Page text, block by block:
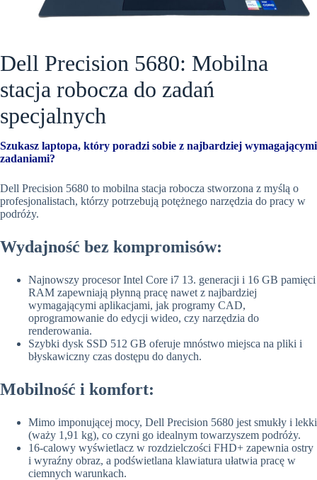
Dell Precision 5680: Mobilna
stacja robocza do zadań
specjalnych
Szukasz laptopa, który poradzi sobie z najbardziej wymagającymi
zadaniami?
Dell Precision 5680 to mobilna stacja robocza stworzona z myślą o
profesjonalistach, którzy potrzebują potężnego narzędzia do pracy w
podróży.
Wydajność bez kompromisów:
Najnowszy procesor Intel Core i7 13. generacji i 16 GB pamięci
RAM zapewniają płynną pracę nawet z najbardziej
wymagającymi aplikacjami, jak programy CAD,
oprogramowanie do edycji wideo, czy narzędzia do
renderowania.
Szybki dysk SSD 512 GB oferuje mnóstwo miejsca na pliki i
błyskawiczny czas dostępu do danych.
Mobilność i komfort:
Mimo imponującej mocy, Dell Precision 5680 jest smukły i lekki
(waży 1,91 kg), co czyni go idealnym towarzyszem podróży.
16-calowy wyświetlacz w rozdzielczości FHD+ zapewnia ostry
i wyraźny obraz, a podświetlana klawiatura ułatwia pracę w
ciemnych warunkach.